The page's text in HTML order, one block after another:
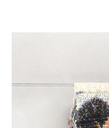
contact